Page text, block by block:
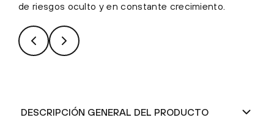
de riesgos oculto y en constante crecimiento.